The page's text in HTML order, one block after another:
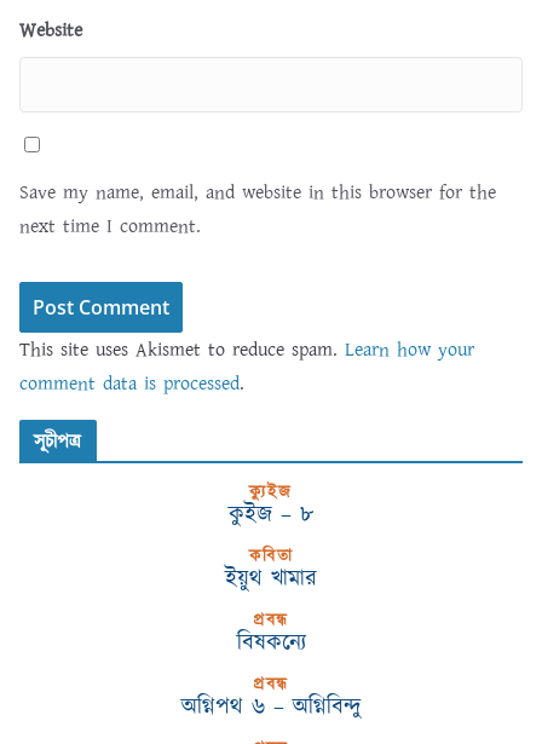
Website
Save my name, email, and website in this browser for the
next time I comment.
This site uses Akismet to reduce spam. Learn how your
comment data is processed.
সূচীপত্র
ক্যুইজ
কুইজ – ৮
কবিতা
ইয়ুথ খামার
প্রবন্ধ
বিষকন্যে
প্রবন্ধ
অগ্নিপথ ৬ – অগ্নিবিন্দু